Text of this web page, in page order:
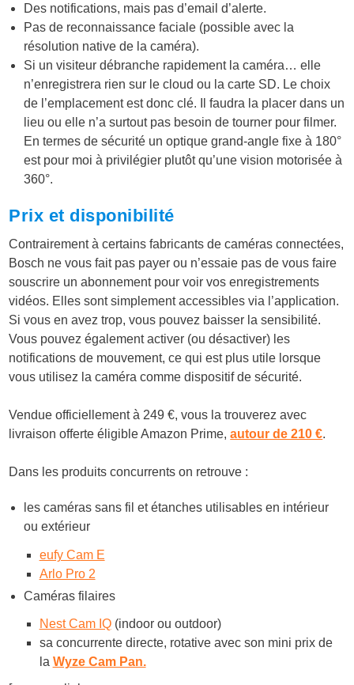
Des notifications, mais pas d’email d’alerte.
Pas de reconnaissance faciale (possible avec la
résolution native de la caméra).
Si un visiteur débranche rapidement la caméra… elle
n’enregistrera rien sur le cloud ou la carte SD. Le choix
de l’emplacement est donc clé. Il faudra la placer dans un
lieu ou elle n’a surtout pas besoin de tourner pour filmer.
En termes de sécurité un optique grand-angle fixe à 180°
est pour moi à privilégier plutôt qu’une vision motorisée à
360°.
Prix et disponibilité
Contrairement à certains fabricants de caméras connectées,
Bosch ne vous fait pas payer ou n’essaie pas de vous faire
souscrire un abonnement pour voir vos enregistrements
vidéos. Elles sont simplement accessibles via l’application.
Si vous en avez trop, vous pouvez baisser la sensibilité.
Vous pouvez également activer (ou désactiver) les
notifications de mouvement, ce qui est plus utile lorsque
vous utilisez la caméra comme dispositif de sécurité.
Vendue officiellement à 249 €, vous la trouverez avec
livraison offerte éligible Amazon Prime,autour de 210 €.
Dans les produits concurrents on retrouve :
les caméras sans fil et étanches utilisables en intérieur
ou extérieur
eufy Cam E
Arlo Pro 2
Caméras filaires
Nest Cam IQ(indoor ou outdoor)
sa concurrente directe, rotative avec son mini prix de
la Wyze Cam Pan.